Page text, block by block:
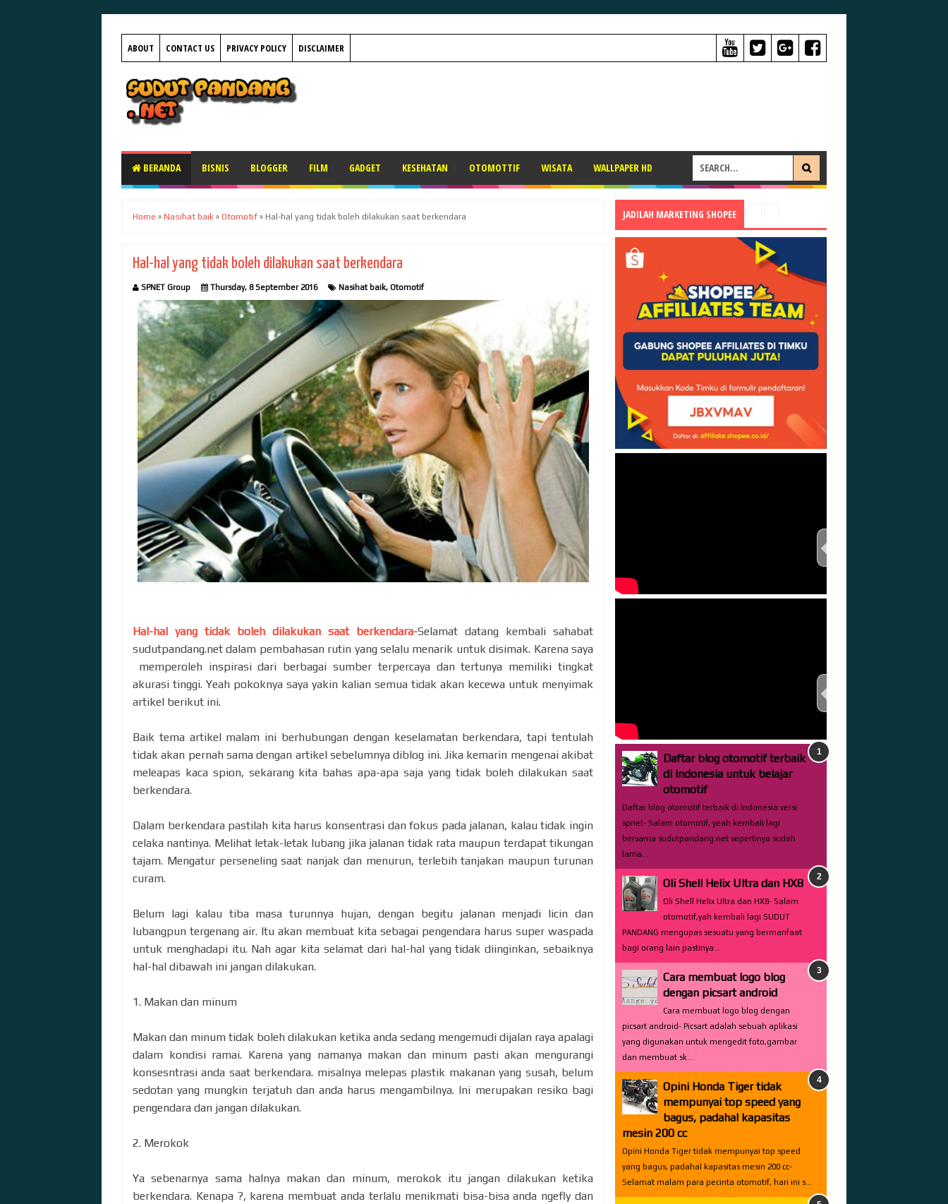
ABOUT CONTACT US PRIVACY POLICY DISCLAIMER
BERANDA BISNIS BLOGGER FILM GADGET KESEHATAN OTOMOTTIF WISATA WALLPAPER HD
Home » Nasihat baik » Otomotif » Hal-hal yang tidak boleh dilakukan saat berkendara
Hal-hal yang tidak boleh dilakukan saat berkendara
SPNET Group Thursday, 8 September 2016 Nasihat baik, Otomotif
Hal-hal yang tidak boleh dilakukan saat berkendara-Selamat datang kembali sahabat
sudutpandang.net dalam pembahasan rutin yang selalu menarik untuk disimak. Karena saya
memperoleh inspirasi dari berbagai sumber terpercaya dan tertunya memiliki tingkat
akurasi tinggi. Yeah pokoknya saya yakin kalian semua tidak akan kecewa untuk menyimak
artikel berikut ini.
Baik tema artikel malam ini berhubungan dengan keselamatan berkendara, tapi tentulah
tidak akan pernah sama dengan artikel sebelumnya diblog ini. Jika kemarin mengenai akibat
meleapas kaca spion, sekarang kita bahas apa-apa saja yang tidak boleh dilakukan saat
berkendara.
Dalam berkendara pastilah kita harus konsentrasi dan fokus pada jalanan, kalau tidak ingin
celaka nantinya. Melihat letak-letak lubang jika jalanan tidak rata maupun terdapat tikungan
tajam. Mengatur perseneling saat nanjak dan menurun, terlebih tanjakan maupun turunan
curam.
Belum lagi kalau tiba masa turunnya hujan, dengan begitu jalanan menjadi licin dan
lubangpun tergenang air. Itu akan membuat kita sebagai pengendara harus super waspada
untuk menghadapi itu. Nah agar kita selamat dari hal-hal yang tidak diinginkan, sebaiknya
hal-hal dibawah ini jangan dilakukan.
1. Makan dan minum
Makan dan minum tidak boleh dilakukan ketika anda sedang mengemudi dijalan raya apalagi
dalam kondisi ramai. Karena yang namanya makan dan minum pasti akan mengurangi
konsesntrasi anda saat berkendara. misalnya melepas plastik makanan yang susah, belum
sedotan yang mungkin terjatuh dan anda harus mengambilnya. Ini merupakan resiko bagi
pengendara dan jangan dilakukan.
2. Merokok
Ya sebenarnya sama halnya makan dan minum, merokok itu jangan dilakukan ketika
berkendara. Kenapa ?, karena membuat anda terlalu menikmati bisa-bisa anda ngefly dan
JADILAH MARKETING SHOPEE
Daftar blog otomotif terbaik
di Indonesia untuk belajar
otomotif
Daftar blog otomotif terbaik di Indonesia versi
spnet- Salam otomotif, yeah kembali lagi
bersama sudutpandang.net sepertinya sudah
lama...
Oli Shell Helix Ultra dan HX8
Oli Shell Helix Ultra dan HX8- Salam
otomotif,yah kembali lagi SUDUT
PANDANG mengupas sesuatu yang bermanfaat
bagi orang lain pastinya...
Cara membuat logo blog
dengan picsart android
Cara membuat logo blog dengan
picsart android- Picsart adalah sebuah aplikasi
yang digunakan untuk mengedit foto,gambar
dan membuat sk...
Opini Honda Tiger tidak
mempunyai top speed yang
bagus, padahal kapasitas
mesin 200 cc
Opini Honda Tiger tidak mempunyai top speed
yang bagus, padahal kapasitas mesin 200 cc-
Selamat malam para pecinta otomotif, hari ini s...